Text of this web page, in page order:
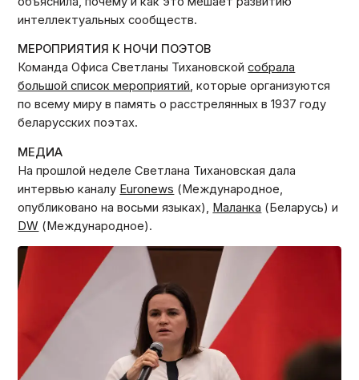
интеллектуальных сообществ.
МЕРОПРИЯТИЯ К НОЧИ ПОЭТОВ
Команда Офиса Светланы Тихановскойсобрала
большой список мероприятий, которые организуются
по всему миру в память о расстрелянных в 1937 году
беларусских поэтах.
МЕДИА
На прошлой неделе Светлана Тихановская дала
интервью каналу Euronews (Международное,
опубликовано на восьми языках), Маланка (Беларусь) и
DW (Международное).